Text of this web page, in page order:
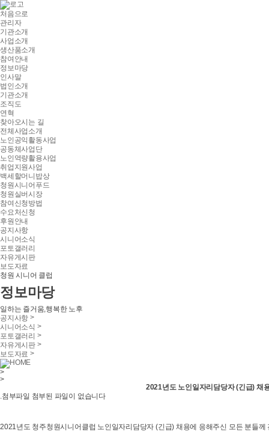
처음으로
관리자
기관소개
사업소개
생산품소개
참여안내
정보마당
인사말
법인소개
기관소개
조직도
연혁
찾아오시는 길
전체사업소개
노인공익활동사업
공동체사업단
노인역량활용사업
취업지원사업
백세할머니밥상
청원시니어푸드
청원실버시장
참여신청방법
수요처신청
후원안내
공지사항
시니어소식
포토갤러리
자유게시판
보도자료
청원 시니어 클럽
정보마당
일하는 즐거움,행복한 노후
공지사항 >
시니어소식 >
포토갤러리 >
자유게시판>
보도자료 >
HOME
>
>
2021년도 노인일자리담당자 (긴급) 채
.첨부파일 첨부된 파일이 없습니다
2021년도 청주청원시니어클럽 노인일자리담당자 (긴급) 채용에 응해주신 모든 분들께